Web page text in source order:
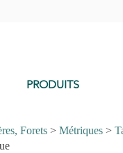
PRODUITS
Forets > Métriques >